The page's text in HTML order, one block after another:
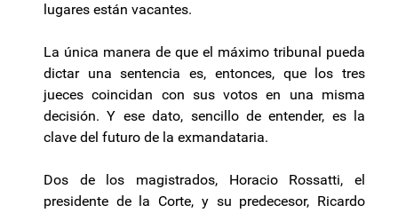
lugares están vacantes.
La única manera de que el máximo tribunal pueda
dictar una sentencia es, entonces, que los tres
jueces coincidan con sus votos en una misma
decisión. Y ese dato, sencillo de entender, es la
clave del futuro de la exmandataria.
Dos de los magistrados, Horacio Rossatti, el
presidente de la Corte, y su predecesor, Ricardo